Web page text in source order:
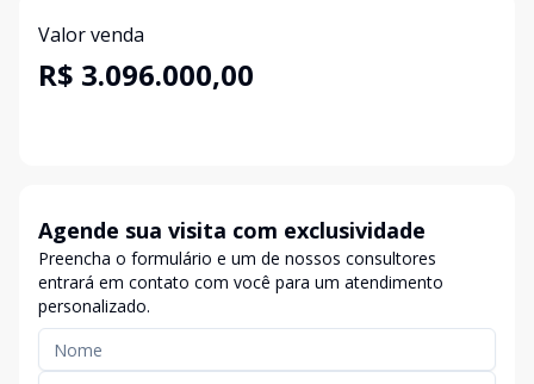
Valor venda
R$ 3.096.000,00
Agende sua visita com exclusividade
Preencha o formulário e um de nossos consultores
entrará em contato com você para um atendimento
personalizado.